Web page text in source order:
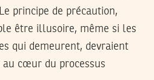
principe de précaution,
être illusoire, même si les
qui demeurent, devraient
cœur du processus